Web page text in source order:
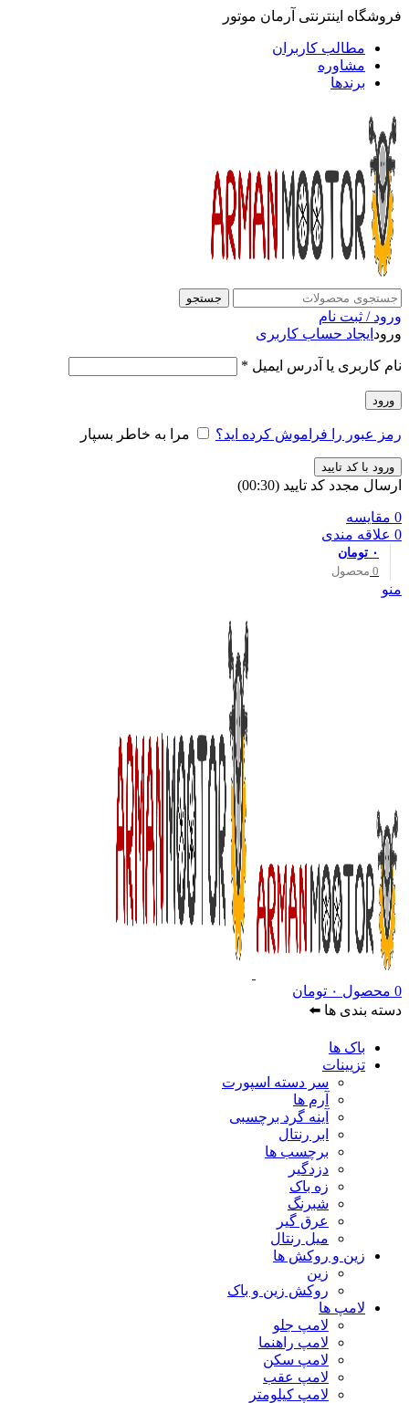
فروشگاه اینترنتی آرمان موتور
مطالب کاربران
مشاوره
برندها
جستجو
ورود / ثبت نام
ورود ایجاد حساب کاربری
نام کاربری یا آدرس ایمیل *
ورود
رمز عبور را فراموش کرده اید؟ مرا به خاطر بسپار
ورود با کد تایید
ارسال مجدد کد تایید (00:
30
)
0 مقایسه
0 علاقه مندی
0 محصول
۰ تومان
منو
0 محصول ۰ تومان
دسته بندی ها ⬅️
باک ها
تزیینات
سر دسته اسپورت
آرم ها
آینه گرد برچسبی
ابر رنتال
برچسب ها
دزدگیر
زه باک
شبرنگ
عرق گیر
میل رنتال
زین و روکش ها
زین
روکش زین و باک
لامپ ها
لامپ جلو
لامپ راهنما
لامپ سکن
لامپ عقب
لامپ کیلومتر